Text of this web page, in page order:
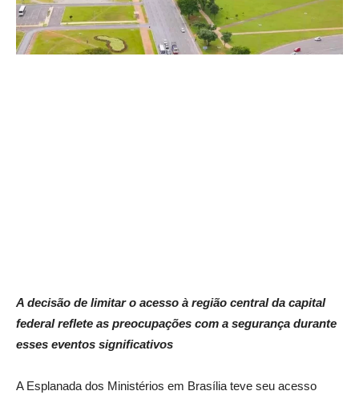
A decisão de limitar o acesso à região central da capital
federal reflete as preocupações com a segurança durante
esses eventos significativos
A Esplanada dos Ministérios em Brasília teve seu acesso